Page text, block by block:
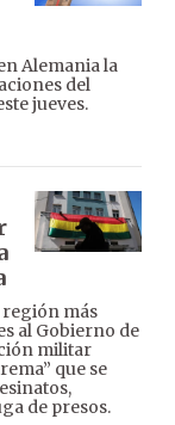
Alemania la
del
jueves.
región más
al Gobierno de
militar
que se
de presos.